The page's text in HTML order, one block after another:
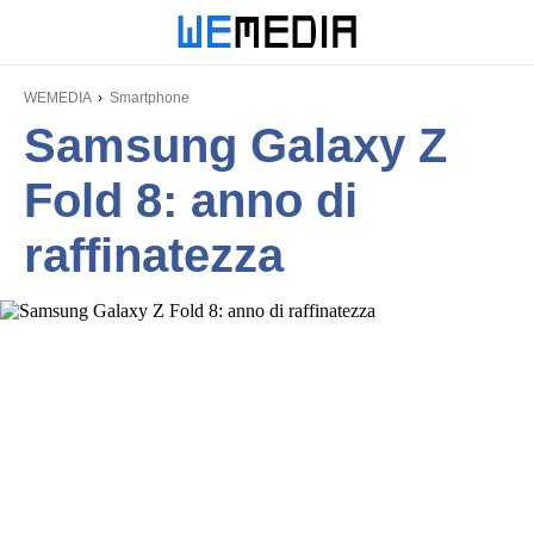
WEMEDIA Smartphone
Samsung Galaxy Z
Fold 8: anno di
raffinatezza